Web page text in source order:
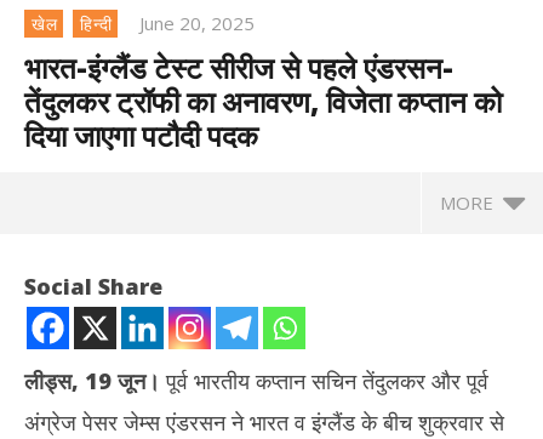
खेल हिन्दी June 20, 2025
भारत-इंग्लैंड टेस्ट सीरीज से पहले एंडरसन-
तेंदुलकर ट्रॉफी का अनावरण, विजेता कप्तान को
दिया जाएगा पटौदी पदक
MORE
Social Share
लीड्स, 19 जून। पूर्व भारतीय कप्तान सचिन तेंदुलकर और पूर्व
अंग्रेज पेसर जेम्स एंडरसन ने भारत व इंग्लैंड के बीच शुक्रवार से